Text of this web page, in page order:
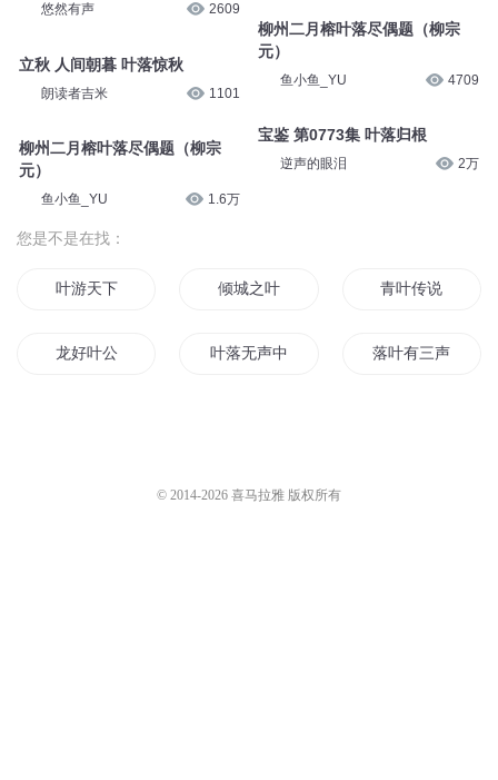
悠然有声 2609
立秋 人间朝暮 叶落惊秋
朗读者吉米 1101
柳州二月榕叶落尽偶题（柳宗
元）
鱼小鱼_YU 1.6万
柳州二月榕叶落尽偶题（柳宗
元）
鱼小鱼_YU 4709
宝鉴 第0773集 叶落归根
逆声的眼泪 2万
您是不是在找：
叶游天下 倾城之叶 青叶传说
龙好叶公 叶落无声中 落叶有三声
© 2014-2026 喜马拉雅 版权所有